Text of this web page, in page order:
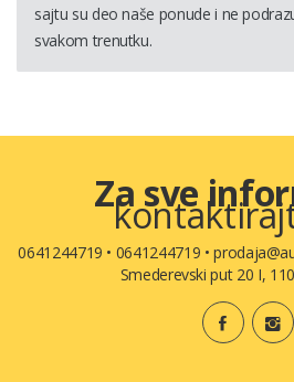
sajtu su deo naše ponude i ne
svakom trenutku.
Za sve
0641244719 • 0641244719 •
Smederevski put 20 I,